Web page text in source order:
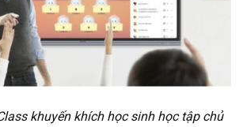
khuyến khích học sinh học tập chủ